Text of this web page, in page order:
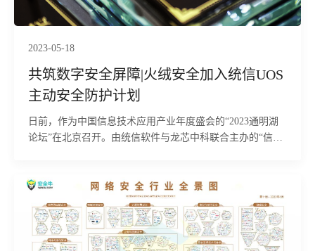
2023-05-18
共筑数字安全屏障|火绒安全加入统信UOS
主动安全防护计划
日前，作为中国信息技术应用产业年度盛会的“2023通明湖
论坛”在北京召开。由统信软件与龙芯中科联合主办的“信息